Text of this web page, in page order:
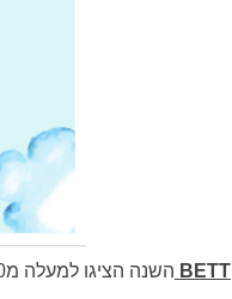
BETT השנה הציגו למעלה מ600- חברות והשתתפו בו מעל ל30,000- אנשי חינוך.